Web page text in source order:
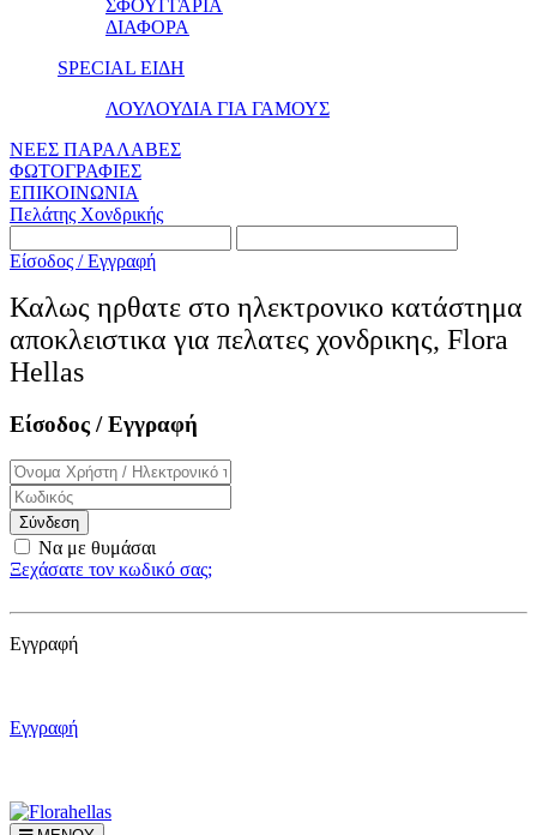
ΣΦΟΥΓΓΑΡΙΑ
ΔΙΑΦΟΡΑ
SPECIAL ΕΙΔΗ
ΛΟΥΛΟΥΔΙΑ ΓΙΑ ΓΑΜΟΥΣ
ΝΕΕΣ ΠΑΡΑΛΑΒΕΣ
ΦΩΤΟΓΡΑΦΙΕΣ
ΕΠΙΚΟΙΝΩΝΙΑ
Πελάτης Χονδρικής
Είσοδος / Εγγραφή
Καλως ηρθατε στο ηλεκτρονικo κατάστημα
αποκλειστικα για πελατες χονδρικης, Flora
Hellas
Είσοδος / Εγγραφή
Σύνδεση
Να με θυμάσαι
Ξεχάσατε τον κωδικό σας;
Εγγραφή
Εγγραφή